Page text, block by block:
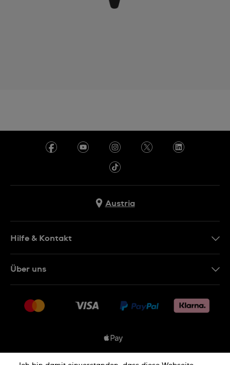
Austria
Hilfe & Kontakt
Rückgaberecht
Über uns
Jobs